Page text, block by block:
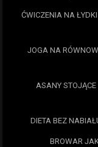
ĆWICZENIA NA
JOGA NA
ASANY
DIETA BEZ
BROWAR